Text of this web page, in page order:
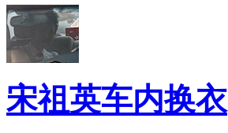
宋祖英车内换衣